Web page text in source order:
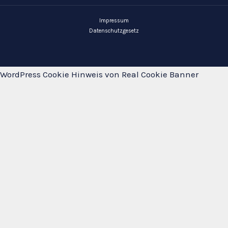
Impressum
Datenschutzgesetz
WordPress Cookie Hinweis von Real Cookie Banner